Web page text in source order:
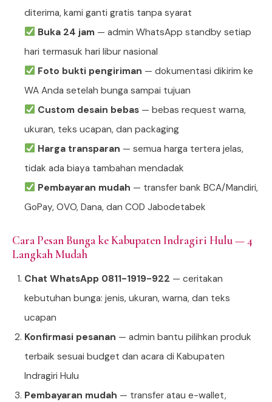
diterima, kami ganti gratis tanpa syarat
Buka 24 jam— admin WhatsApp standby setiap
hari termasuk hari libur nasional
Foto bukti pengiriman — dokumentasi dikirim ke
WA Anda setelah bunga sampai tujuan
Custom desain bebas— bebas request warna,
ukuran, teks ucapan, dan packaging
Harga transparan — semua harga tertera jelas,
tidak ada biaya tambahan mendadak
Pembayaran mudah — transfer bank BCA/Mandiri,
GoPay, OVO, Dana, dan COD Jabodetabek
Cara Pesan Bunga ke Kabupaten Indragiri Hulu — 4
Langkah Mudah
Chat WhatsApp 0811-1919-922 — ceritakan
kebutuhan bunga: jenis, ukuran, warna, dan teks
ucapan
Konfirmasi pesanan — admin bantu pilihkan produk
terbaik sesuai budget dan acara di Kabupaten
Indragiri Hulu
Pembayaran mudah — transfer atau e-wallet,